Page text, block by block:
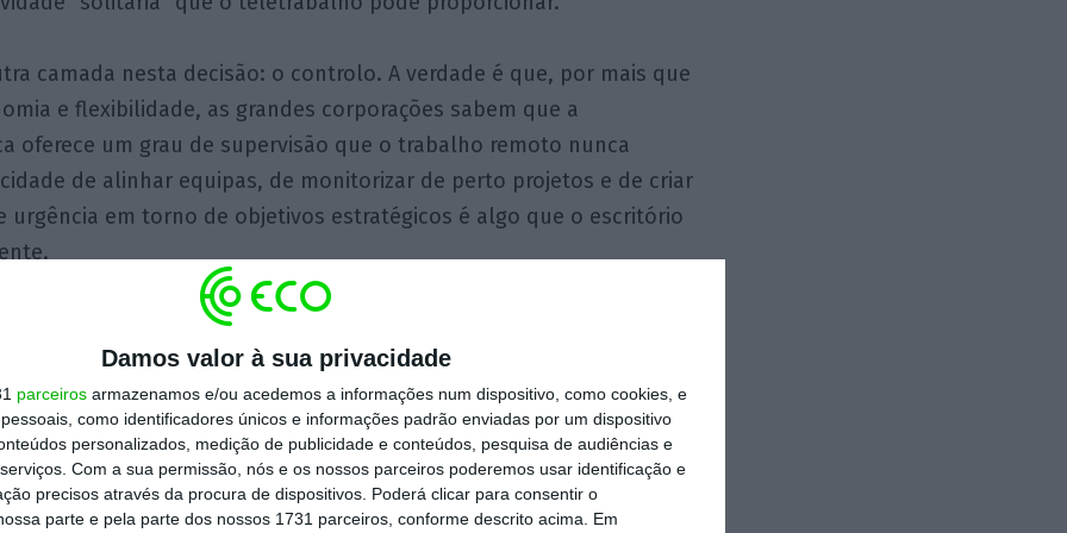
Damos valor à sua privacidade
parceiros armazenamos e/ou acedemos a informações num dispositivo, como cookies, e
como identificadores únicos e informações padrão enviadas por um dispositivo
personalizados, medição de publicidade e conteúdos, pesquisa de audiências e
Com a sua permissão, nós e os nossos parceiros poderemos usar identificação e
precisos através da procura de dispositivos. Poderá clicar para consentir o
parte e pela parte dos nossos 1731 parceiros, conforme descrito acima. Em
camada nesta decisão: o controlo. A verdade é que, por mais que
e flexibilidade, as grandes corporações sabem que a
oferece um grau de supervisão que o trabalho remoto nunca
de alinhar equipas, de monitorizar de perto projetos e de criar
urgência em torno de objetivos estratégicos é algo que o escritório
não é uma solução universal. Empresas que não dependem tanto de
presencial, e cujos colaboradores são autónomos e auto-
continuar a beneficiar do modelo híbrido. Mas não se enganem: o
será uma tendência crescente. Empresas que sentirem que a
ou que a sua cultura organizacional se está a diluir no
o exemplo da Amazon.